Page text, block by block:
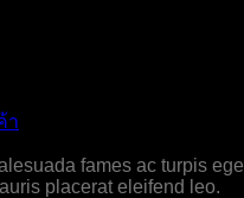
า
fames ac turpis
placerat eleifend leo.